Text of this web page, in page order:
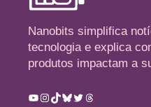
Nanobits simplifica
tecnologia e explica
produtos impactam a
Youtube
Instagram
TikTok
Bluesky
TwitterThreads